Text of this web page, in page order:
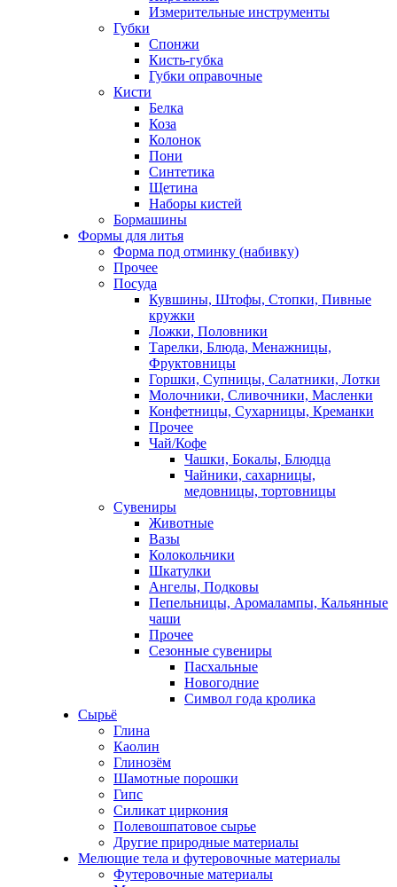
Измерительные инструменты
Губки
Спонжи
Кисть-губка
Губки оправочные
Кисти
Белка
Коза
Колонок
Пони
Синтетика
Щетина
Наборы кистей
Бормашины
Формы для литья
Форма под отминку (набивку)
Прочее
Посуда
Кувшины, Штофы, Стопки, Пивные
кружки
Ложки, Половники
Тарелки, Блюда, Менажницы,
Фруктовницы
Горшки, Супницы, Салатники, Лотки
Молочники, Сливочники, Масленки
Конфетницы, Сухарницы, Креманки
Прочее
Чай/Кофе
Чашки, Бокалы, Блюдца
Чайники, сахарницы,
медовницы, тортовницы
Сувениры
Животные
Вазы
Колокольчики
Шкатулки
Ангелы, Подковы
Пепельницы, Аромалампы, Кальянные
чаши
Прочее
Сезонные сувениры
Пасхальные
Новогодние
Символ года кролика
Сырьё
Глина
Каолин
Глинозём
Шамотные порошки
Гипс
Силикат циркония
Полевошпатовое сырье
Другие природные материалы
Мелющие тела и футеровочные материалы
Футеровочные материалы